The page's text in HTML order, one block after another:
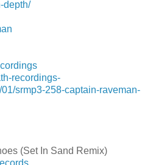
depth/
recordings-
srmp3-258-captain-raveman-
(Set In Sand Remix)